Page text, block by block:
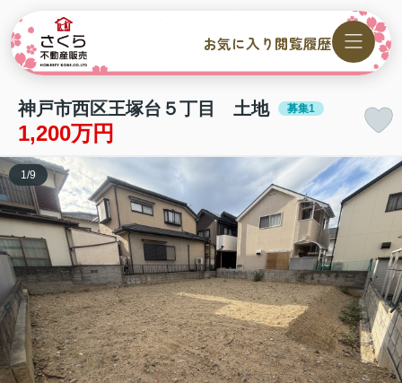
お気に入り 閲覧履歴
神戸市西区王塚台５丁目 土地 募集1
1,200万円
1 /9